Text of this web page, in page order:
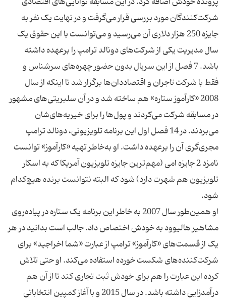
شرکت‌کنندگان مورد بررسی قرار می‌گرفت و در نهایت یک نفر به
جایزه 250 هزار دلاری آن می‌رسید و می‌توانست با این حقوق یک
سال مدیریت یکی از شرکت‌های دونالد ترامپ را برعهده داشته
باشد. 7 فصل از این سریال بدون حضور چهره‌های سرشناس و
فقط با شرکت تاجران و اقتصاددان‌ها برگزار شد تا اینکه از سال
2008 «کارآموز ستاره» هم ساخته شد و در آن سلبریتی‌های مشهور
در مسابقه شرکت می‌کردند و پول‌ها را برای خیریه‌های‌شان
می‌بردند. در 14 فصل اول این برنامه تلویزیونی، دونالد ترامپ
مجری‌گری آن را برعهده داشت. او به‌خاطر تهیه «کارآموز» توانست
نامزد 2 جایزه امی (مهم‌ترین جایزه تلویزیون آمریکا که به اسکار
تلویزیون هم شهرت دارد) شود که البته نتوانست برنده هیچ‌کدام
او همین‌طور سال 2007 به خاطر این برنامه یک ستاره در پیاده‌روی
مشاهیر هالیوود به خودش اختصاص داد. جالب است بدانید در هر
یک از قسمت‌های «کارآموز» ترامپ از عبارت «شما اخراجید» برای
شرکت‌کننده‌های شکست خورده استفاده می‌کند. او حتی تلاش
کرده این عبارت را هم برای خودش ثبت تجاری کند تا از آن هم
درآمدزایی داشته باشد. در سال 2015 و با آغاز کمپین انتخاباتی